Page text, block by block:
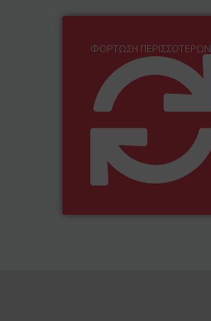
ΦΌΡΤΩΣΗ ΠΕΡΙΣΣΌΤΕΡΩΝ